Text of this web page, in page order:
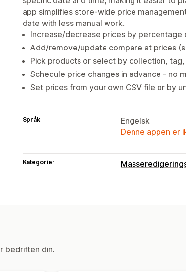
app simplifies store-wide price
date with less manual work.
Increase/decrease prices by percentage
Add/remove/update compare at prices
Pick products or select by collection,
Schedule price changes in advance - no
Set prices from your own CSV file or by
Språk
Engelsk
Denne appen er
Kategorier
bedriften din.